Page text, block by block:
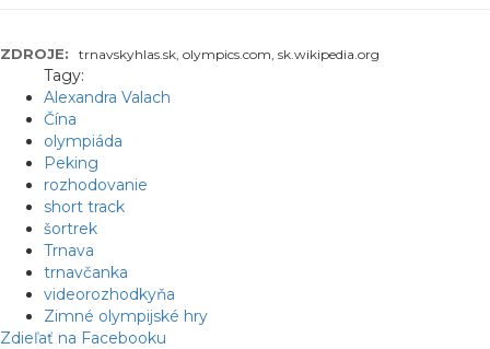
ZDROJE: trnavskyhlas.sk, olympics.com, sk.wikipedia.org
Tagy:
Alexandra Valach
Čína
olympiáda
Peking
rozhodovanie
short track
šortrek
Trnava
trnavčanka
videorozhodkyňa
Zimné olympijské hry
Zdieľať na Facebooku